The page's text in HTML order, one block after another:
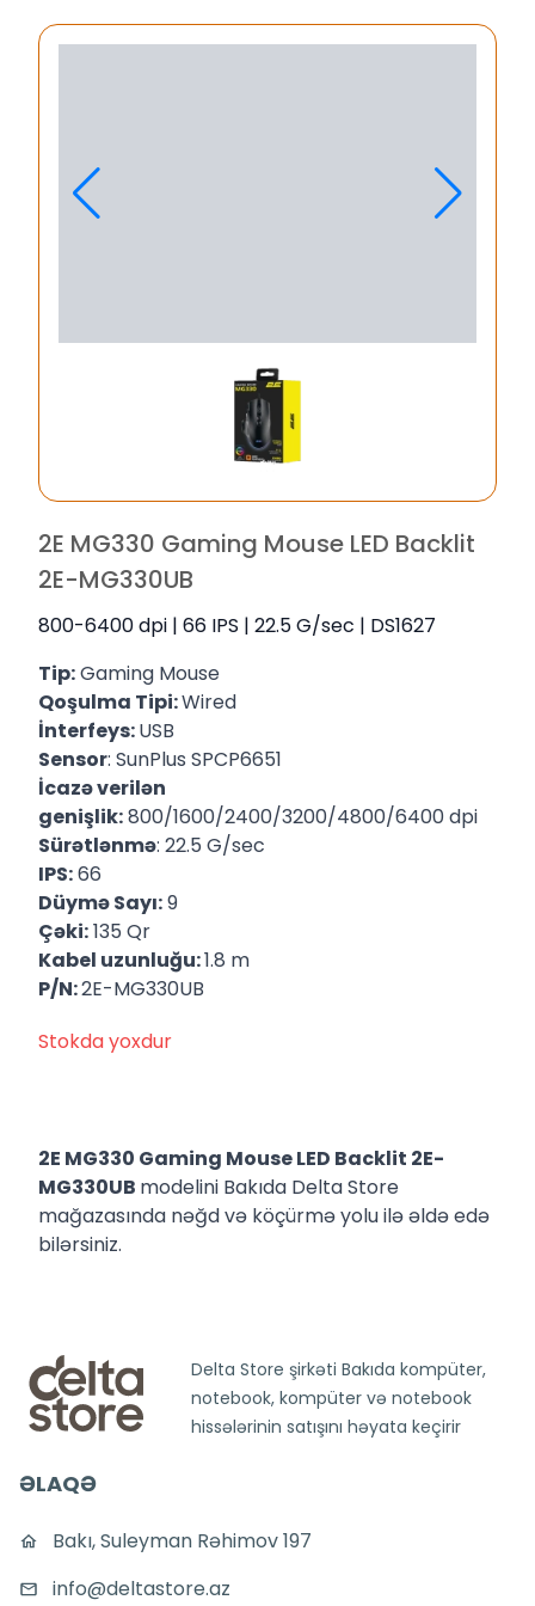
2E MG330 Gaming Mouse LED Backlit
2E-MG330UB
800-6400 dpi | 66 IPS | 22.5 G/sec | DS1627
Tip:Gaming Mouse
Qoşulma Tipi:Wired
İnterfeys:USB
Sensor: SunPlus SPCP6651
İcazə verilən
genişlik:800/1600/2400/3200/4800/6400 dpi
Sürətlənmə: 22.5 G/sec
IPS:66
Düymə Sayı:9
Çəki:135 Qr
Kabel uzunluğu:1.8 m
P/N:2E-MG330UB
Stokda yoxdur
2E MG330 Gaming Mouse LED Backlit 2E-
MG330UB modelini Bakıda Delta Store
mağazasında nəğd və köçürmə yolu ilə əldə edə
bilərsiniz.
Delta Store şirkəti Bakıda kompüter,
notebook, kompüter və notebook
hissələrinin satışını həyata keçirir
ƏLAQƏ
Bakı, Suleyman Rəhimov 197
info@deltastore.az